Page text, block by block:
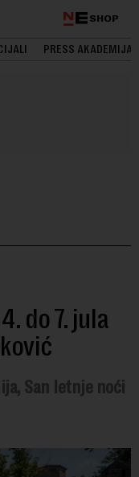
SHOP
PRESS AKADEMIJA
do 7. jula
San letnje noći